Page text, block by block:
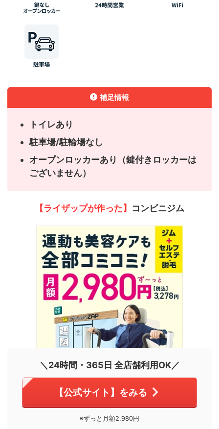
補足情報
トイレあり
駐車場/駐輪場なし
オープンロッカーあり（鍵付きロッカーは
ございません）
【ライザップが作った】 コンビニジム
＼24時間・365日 全店舗利用OK／
【公式サイト】をみる
※ずっと月額2,980円